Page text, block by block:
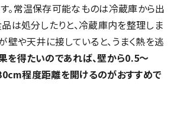
。常温保存可能なものは冷蔵庫から出
品は処分したりと、冷蔵庫内を整理しま
壁や天井に接していると、うまく熱を逃
を得たいのであれば、壁から0.5～
程度距離を開けるのがおすすめで